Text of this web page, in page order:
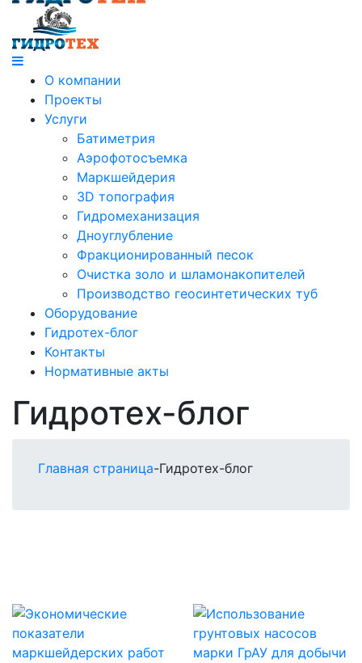
О компании
Проекты
Услуги
Батиметрия
Аэрофотосъемка
Маркшейдерия
3D топография
Гидромеханизация
Дноуглубление
Фракционированный песок
Очистка золо и шламонакопителей
Производство геосинтетических туб
Оборудование
Гидротех-блог
Контакты
Нормативные акты
Гидротех-блог
Главная страница-Гидротех-блог